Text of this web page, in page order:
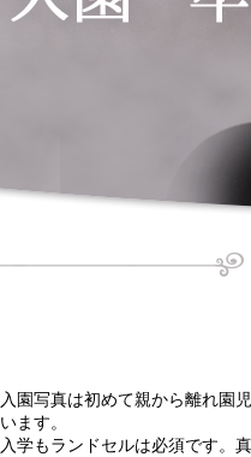
入園写真は初めて親から離れ園
います。
入学もランドセルは必須です。